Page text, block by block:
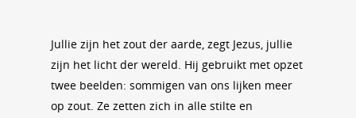
Jullie zijn het zout der aarde, zegt Jezus, jullie
zijn het licht der wereld. Hij gebruikt met opzet
twee beelden: sommigen van ons lijken meer
op zout. Ze zetten zich in alle stilte en